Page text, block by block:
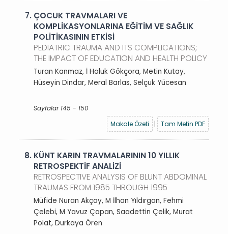
7. ÇOCUK TRAVMALARI VE
KOMPLİKASYONLARINA EĞİTİM VE SAĞLIK
POLİTİKASININ ETKİSİ
PEDIATRIC TRAUMA AND ITS COMPLICATIONS;
THE IMPACT OF EDUCATION AND HEALTH POLICY
Turan Kanmaz, İ Haluk Gökçora, Metin Kutay,
Hüseyin Dindar, Meral Barlas, Selçuk Yücesan
Sayfalar 145 - 150
Makale Özeti
| Tam Metin PDF
8. KÜNT KARIN TRAVMALARININ 10 YILLIK
RETROSPEKTİF ANALİZİ
RETROSPECTIVE ANALYSIS OF BLUNT ABDOMINAL
TRAUMAS FROM 1985 THROUGH 1995
Müfide Nuran Akçay, M İlhan Yıldırgan, Fehmi
Çelebi, M Yavuz Çapan, Saadettin Çelik, Murat
Polat, Durkaya Ören